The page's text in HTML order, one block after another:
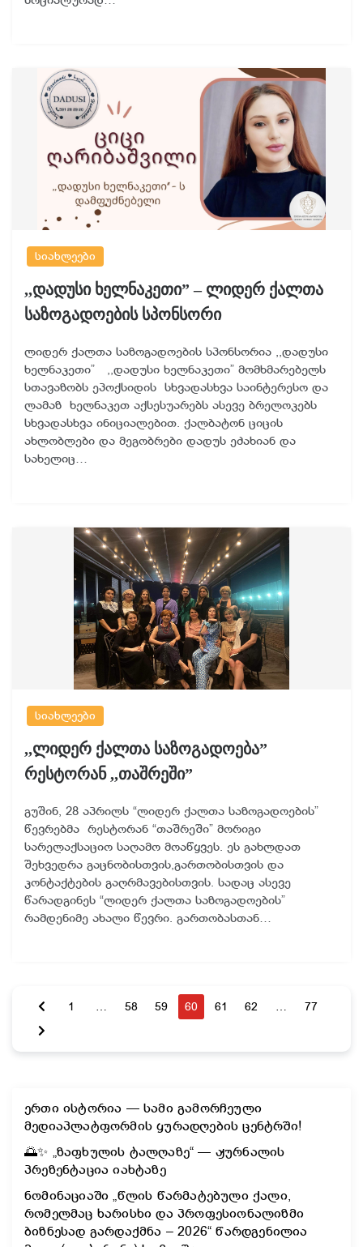
სიახლეები
,,დადუსი ხელნაკეთი” – ლიდერ ქალთა
საზოგადოების სპონსორი
ლიდერ ქალთა საზოგადოების სპონსორია ,,დადუსი
ხელნაკეთი” ,,დადუსი ხელნაკეთი” მომხმარებელს
სთავაზობს ეპოქსიდის სხვადასხვა საინტერესო და
ლამაზ ხელნაკეთ აქსესუარებს ასევე ბრელოკებს
სხვადასხვა ინიციალებით. ქალბატონ ციცის
ახლობლები და მეგობრები დადუს ეძახიან და
სახელიც…
სიახლეები
,,ლიდერ ქალთა საზოგადოება”
რესტორან ,,თაშრეში”
​გუშინ, 28 აპრილს “ლიდერ ქალთა საზოგადოების”
წევრებმა რესტორან “თაშრეში” მორიგი
სარელაქსაციო საღამო მოაწყვეს. ეს გახლდათ
შეხვედრა გაცნობისთვის,გართობისთვის და
კონტაქტების გაღრმავებისთვის. სადაც ასევე
წარადგინეს “ლიდერ ქალთა საზოგადოების”
რამდენიმე ახალი წევრი. გართობასთან…
1 58 59 60 61 62 77
ერთი ისტორია — სამი გამორჩეული
მედიაპლატფორმის ყურადღების ცენტრში!
🌅✨ „ზაფხულის ტალღაზე“ — ჟურნალის
პრეზენტაცია იახტაზე
ნომინაციაში „წლის წარმატებული ქალი,
რომელმაც ხარისხი და პროფესიონალიზმი
ბიზნესად გარდაქმნა – 2026“ წარდგენილია